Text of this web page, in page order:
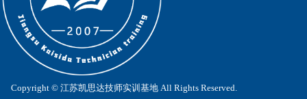
Copyright © 江苏凯思达技师实训基地 All Rights Reserved.